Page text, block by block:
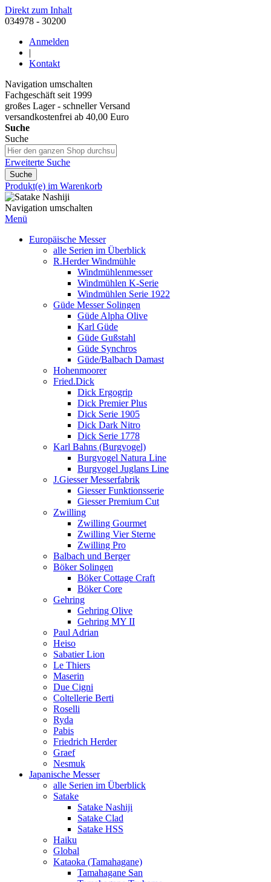
Direkt zum Inhalt
034978 - 30200
Anmelden
|
Kontakt
Navigation umschalten
Fachgeschäft seit 1999
großes Lager - schneller Versand
versandkostenfrei ab 40,00 Euro
Suche
Suche
Erweiterte Suche
Suche
Produkt(e) im Warenkorb
Navigation umschalten
Menü
Europäische Messer
alle Serien im Überblick
R.Herder Windmühle
Windmühlenmesser
Windmühlen K-Serie
Windmühlen Serie 1922
Güde Messer Solingen
Güde Alpha Olive
Karl Güde
Güde Gußstahl
Güde Synchros
Güde/Balbach Damast
Hohenmoorer
Fried.Dick
Dick Ergogrip
Dick Premier Plus
Dick Serie 1905
Dick Dark Nitro
Dick Serie 1778
Karl Bahns (Burgvogel)
Burgvogel Natura Line
Burgvogel Juglans Line
J.Giesser Messerfabrik
Giesser Funktionsserie
Giesser Premium Cut
Zwilling
Zwilling Gourmet
Zwilling Vier Sterne
Zwilling Pro
Balbach und Berger
Böker Solingen
Böker Cottage Craft
Böker Core
Gehring
Gehring Olive
Gehring MY II
Paul Adrian
Heiso
Sabatier Lion
Le Thiers
Maserin
Due Cigni
Coltellerie Berti
Roselli
Ryda
Pabis
Friedrich Herder
Graef
Nesmuk
Japanische Messer
alle Serien im Überblick
Satake
Satake Nashiji
Satake Clad
Satake HSS
Haiku
Global
Kataoka (Tamahagane)
Tamahagane San